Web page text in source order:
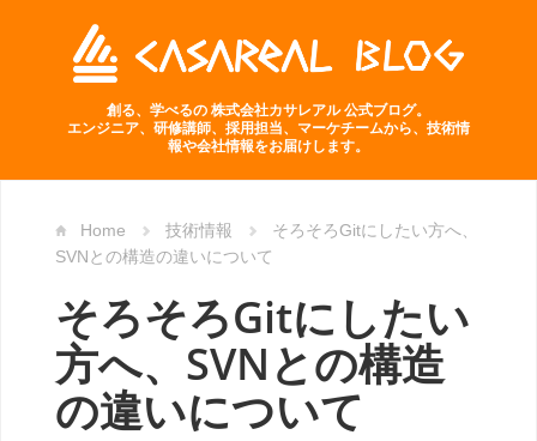
創る、学べるの 株式会社カサレアル 公式ブログ。
エンジニア、研修講師、採用担当、マーケチームから、技術情
報や会社情報をお届けします。
Home 技術情報
そろそろGitにしたい方へ、
SVNとの構造の違いについて
そろそろGitにしたい
方へ、SVNとの構造
の違いについて